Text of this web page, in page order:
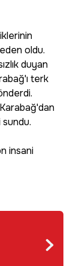
oldu.
duyan
terk
insani